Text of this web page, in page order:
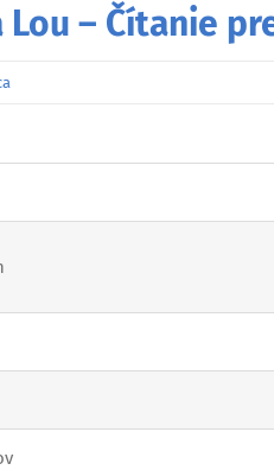
– Čítanie